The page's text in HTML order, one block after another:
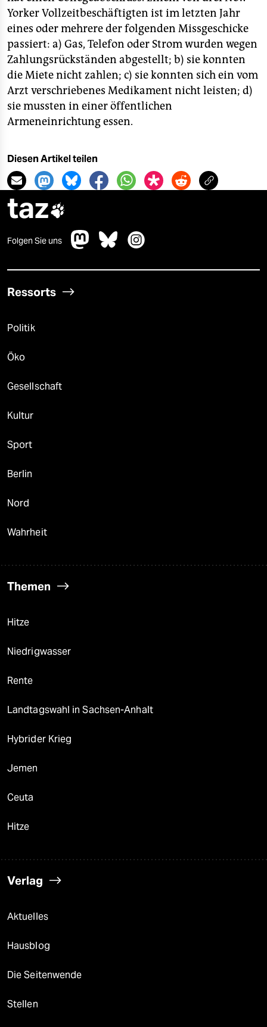
Yorker Vollzeitbeschäftigten ist im letzten Jahr
eines oder mehrere der folgenden Missgeschicke
passiert: a) Gas, Telefon oder Strom wurden wegen
Zahlungsrückständen abgestellt; b) sie konnten
die Miete nicht zahlen; c) sie konnten sich ein vom
Arzt verschriebenes Medikament nicht leisten; d)
sie mussten in einer öffentlichen
Armeneinrichtung essen.
Diesen Artikel teilen
taz
Folgen Sie uns
Ressorts
Politik
Öko
Gesellschaft
Kultur
Sport
Berlin
Nord
Wahrheit
Themen
Hitze
Niedrigwasser
Rente
Landtagswahl in Sachsen-Anhalt
Hybrider Krieg
Jemen
Ceuta
Hitze
Verlag
Aktuelles
Hausblog
Die Seitenwende
Stellen